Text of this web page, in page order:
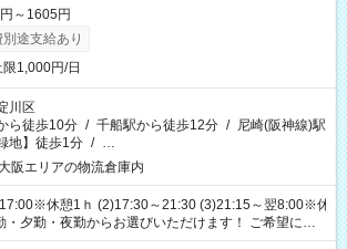
～1605円
途支給あり
限1,000円/日
川区
ら徒歩10分 / 千船駅から徒歩12分 / 尼崎(阪神線)駅
地】徒歩1分 / …
阪エリアの物流倉庫内
休憩1ｈ (2)17:30～21:30 (3)21:15～翌8:00※休
・夕勤・夜勤からお選びいただけます！ ご希望に合
す(*^^*) 【その他選べる勤務時間】 8-17